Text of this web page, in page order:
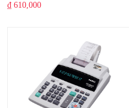
₫ 610,000